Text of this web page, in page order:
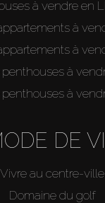
à vendre en
à
à
à
à
DE
Vivre au centre-ville
Domaine du golf